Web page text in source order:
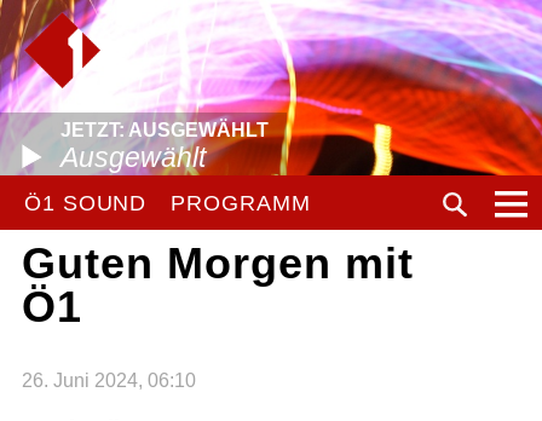
JETZT: AUSGEWÄHLT
Ausgewählt
Ö1 SOUND PROGRAMM
Guten Morgen mit
Ö1
26. Juni 2024, 06:10